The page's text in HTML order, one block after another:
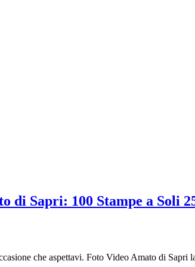
di Sapri: 100 Stampe a Soli
che aspettavi. Foto Video Amato di